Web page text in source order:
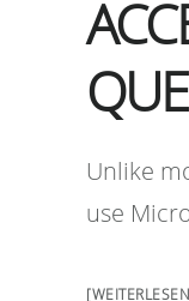
Unlike
use